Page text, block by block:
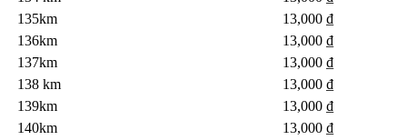
135km
13,000 ₫
136km
13,000 ₫
137km
13,000 ₫
138 km
13,000 ₫
139km
13,000 ₫
140km
13,000 ₫